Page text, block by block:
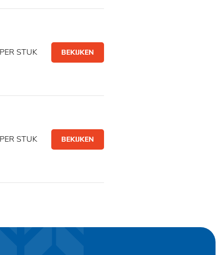
PER STUK BEKIJKEN
PER STUK BEKIJKEN